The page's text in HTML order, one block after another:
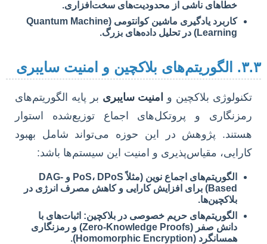
خطاهای ناشی از محدودیت‌های سخت‌افزاری.
کاربرد یادگیری ماشین کوانتومی (Quantum Machine
Learning) در تحلیل داده‌های بزرگ.
و امنیت سایبری
تکنولوژی بلاکچین وامنیت سایبریبر پایه الگوریتم‌های
رمزنگاری و پروتکل‌های اجماع توزیع‌شده استوار
هستند. پژوهش در این حوزه می‌تواند شامل بهبود
کارایی، مقیاس‌پذیری و امنیت این سیستم‌ها باشد:
الگوریتم‌های اجماع نوین (مثلاً PoS، DPoS و DAG-
Based) برای افزایش کارایی و کاهش مصرف انرژی در
بلاکچین‌ها.
الگوریتم‌های حریم خصوصی در بلاکچین: اثبات‌های با
دانش صفر (Zero-Knowledge Proofs) و رمزنگاری
همسانگرد (Homomorphic Encryption).